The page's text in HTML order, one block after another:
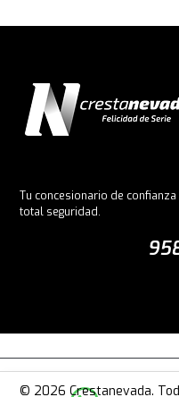
Tu concesionario de
total seguridad.
© 2026 Crestanevada.